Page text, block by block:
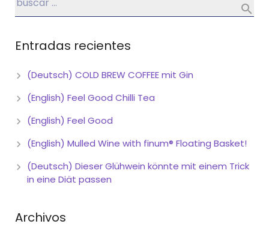
Entradas recientes
(Deutsch) COLD BREW COFFEE mit Gin
(English) Feel Good Chilli Tea
(English) Feel Good
(English) Mulled Wine with finum® Floating Basket!
(Deutsch) Dieser Glühwein könnte mit einem Trick
in eine Diät passen
Archivos